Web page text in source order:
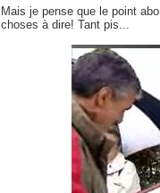
Mais je pense que le point
choses à dire! Tant pis...